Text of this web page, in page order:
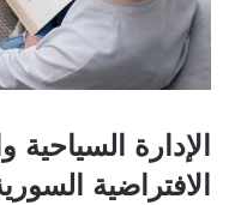
الإدارة السياحية
الافتراضية